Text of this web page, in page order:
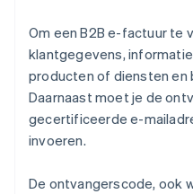
Om een B2B e-factuur te
klantgegevens,
producten of diensten en
Daarnaast moet je de
gecertificeerde e-
invoeren.
De ontvangerscode, ook